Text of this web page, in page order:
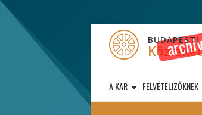
A KAR FELVÉTELIZŐKNEK